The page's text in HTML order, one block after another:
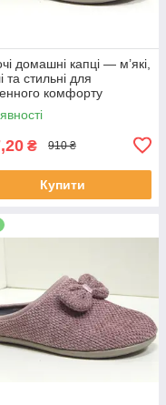
домашні капці — м’які,
та стильні для
комфорту
₴ 910 ₴
Купити